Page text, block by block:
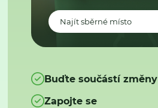
Najít sběrné místo
Buďte součástí změny
Zapojte se